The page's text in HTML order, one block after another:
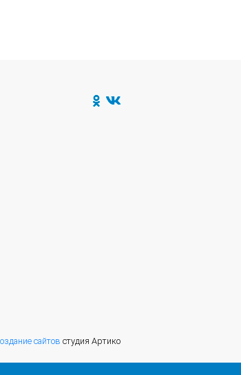
сайтов студия Артико